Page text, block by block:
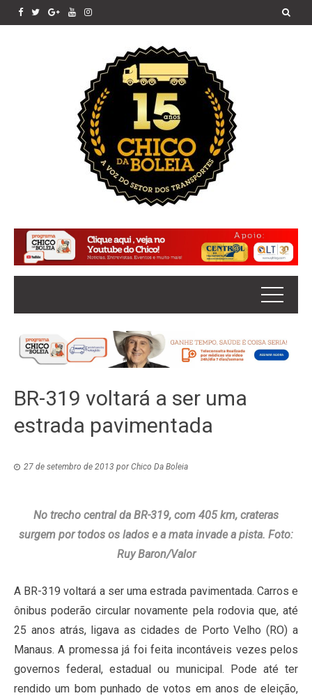
BR-319 voltará a ser uma
estrada pavimentada
27 de setembro de 2013 porChico Da Boleia
No trecho central da BR-319, com 405 km, crateras
surgem por todos os lados e a mata invade a pista. Foto:
Ruy Baron/Valor
A BR-319 voltará a ser uma estrada pavimentada. Carros e
ônibus poderão circular novamente pela rodovia que, até
25 anos atrás, ligava as cidades de Porto Velho (RO) a
Manaus. A promessa já foi feita incontáveis vezes pelos
governos federal, estadual ou municipal. Pode até ter
rendido um bom punhado de votos em anos de eleição,